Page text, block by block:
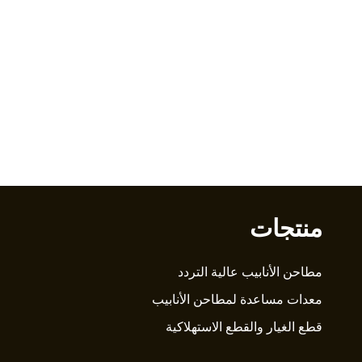
منتجات
مطاحن الأنابيب عالية التردد
معدات مساعدة لمطاحن الأنابيب
قطع الغيار والقطع الاستهلاكية